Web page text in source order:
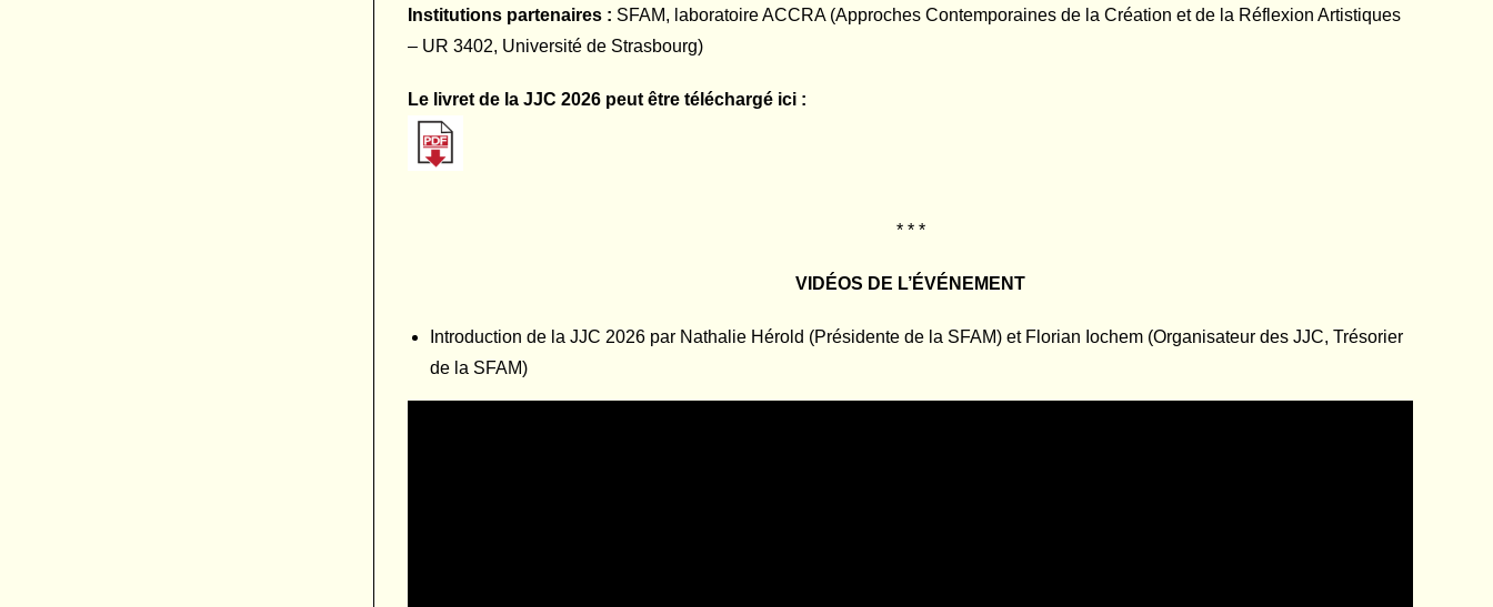
Institutions partenaires : SFAM, laboratoire ACCRA (Approches Contemporaines de la Création et de la Réflexion Artistiques
– UR 3402, Université de Strasbourg)
Le livret de la JJC 2026 peut être téléchargé ici :
* * *
VIDÉOS DE L’ÉVÉNEMENT
Introduction de la JJC 2026 par Nathalie Hérold (Présidente de la SFAM) et Florian Iochem (Organisateur des JJC, Trésorier
de la SFAM)